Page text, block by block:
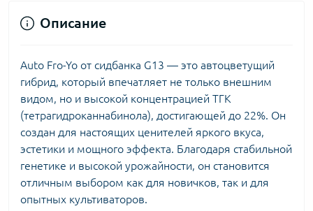
Описание
Auto Fro-Yo от сидбанка G13 — это автоцветущий
гибрид, который впечатляет не только внешним
видом, но и высокой концентрацией ТГК
(тетрагидроканнабинола), достигающей до 22%. Он
создан для настоящих ценителей яркого вкуса,
эстетики и мощного эффекта. Благодаря стабильной
генетике и высокой урожайности, он становится
отличным выбором как для новичков, так и для
опытных культиваторов.